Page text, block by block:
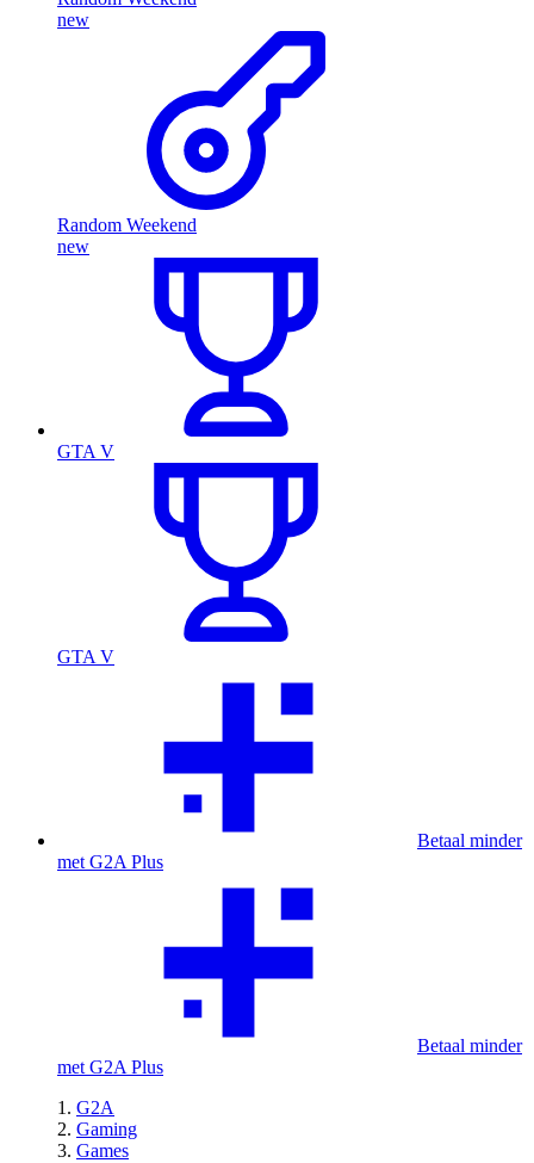
new
Random Weekend
new
GTA V
GTA V
Betaal minder
met G2A Plus
Betaal minder
met G2A Plus
G2A
Gaming
Games